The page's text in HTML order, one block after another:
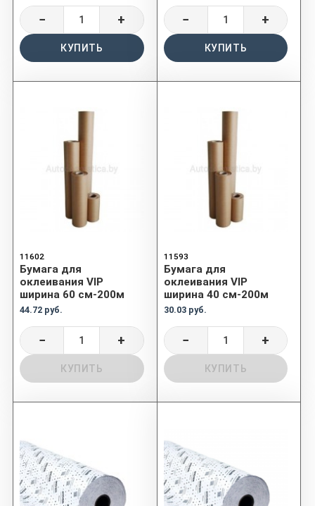
− +
КУПИТЬ
− +
КУПИТЬ
11602
Бумага для
оклеивания VIP
ширина 60 см-200м
44.72 руб.
− +
КУПИТЬ
11593
Бумага для
оклеивания VIP
ширина 40 см-200м
30.03 руб.
− +
КУПИТЬ